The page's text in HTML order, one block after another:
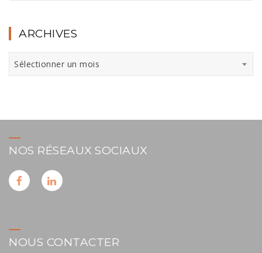
ARCHIVES
Sélectionner un mois
NOS RÉSEAUX SOCIAUX
NOUS CONTACTER